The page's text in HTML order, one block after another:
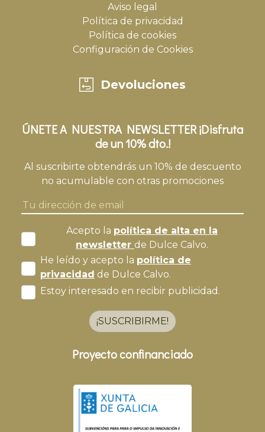
Aviso legal
Política de privacidad
Política de cookies
Configuración de Cookies
Devoluciones
ÚNETE A NUESTRA NEWSLETTER ¡Disfruta
de un 10% dto.!
Al suscribirte obtendrás un 10% de descuento
no acumulable con otras promociones
Acepto la política de alta en la
newsletter de Dulce Calvo.
He leído y acepto la política de
privacidad de Dulce Calvo.
Estoy interesado en recibir publicidad.
¡SUSCRIBIRME!
Proyecto confinanciado